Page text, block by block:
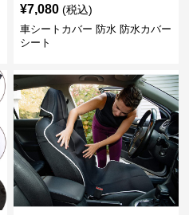
¥7,080 (税込)
車シートカバー 防水 防水カバー
シート